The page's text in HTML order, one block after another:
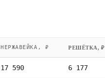
НЕРЖАВЕЙКА, ₽ РЕШЁТКА, ₽
17 590 6 177